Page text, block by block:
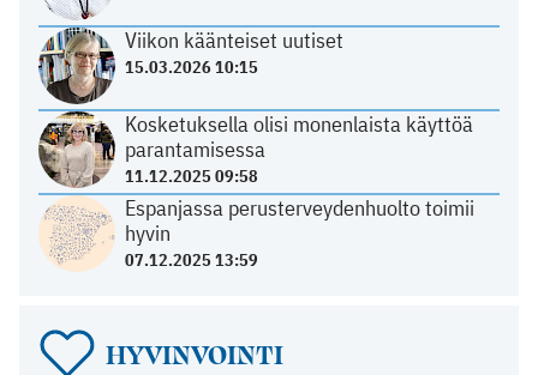
Viikon käänteiset uutiset
15.03.2026 10:15
Kosketuksella olisi monenlaista käyttöä
parantamisessa
11.12.2025 09:58
Espanjassa perusterveydenhuolto toimii
hyvin
07.12.2025 13:59
HYVINVOINTI